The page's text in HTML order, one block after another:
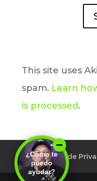
This site uses
spam. Learn
is processed.
Política de
¿Cómo te
puedo
ayudar?
¿Cómo te
puedo
ayudar?